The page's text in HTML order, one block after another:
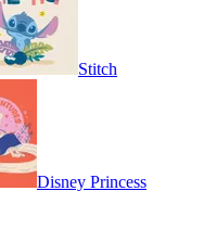
Stitch
Disney Princess